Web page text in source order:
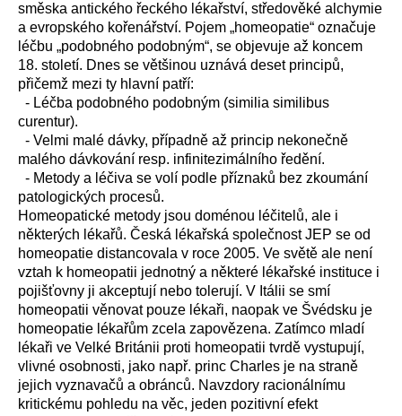
směska antického řeckého lékařství, středověké alchymie
a evropského kořenářství. Pojem „homeopatie“ označuje
léčbu „podobného podobným“, se objevuje až koncem
18. století. Dnes se většinou uznává deset principů,
přičemž mezi ty hlavní patří:
- Léčba podobného podobným (similia similibus
curentur).
- Velmi malé dávky, případně až princip nekonečně
malého dávkování resp. infinitezimálního ředění.
- Metody a léčiva se volí podle příznaků bez zkoumání
patologických procesů.
Homeopatické metody jsou doménou léčitelů, ale i
některých lékařů. Česká lékařská společnost JEP se od
homeopatie distancovala v roce 2005. Ve světě ale není
vztah k homeopatii jednotný a některé lékařské instituce i
pojišťovny ji akceptují nebo tolerují. V Itálii se smí
homeopatii věnovat pouze lékaři, naopak ve Švédsku je
homeopatie lékařům zcela zapovězena. Zatímco mladí
lékaři ve Velké Británii proti homeopatii tvrdě vystupují,
vlivné osobnosti, jako např. princ Charles je na straně
jejich vyznavačů a obránců. Navzdory racionálnímu
kritickému pohledu na věc, jeden pozitivní efekt